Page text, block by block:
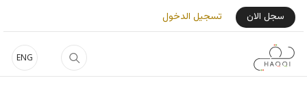
تجاوز إلى المحتوى الرئيسي
ENG
User Login Menu
سجل الان تسجيل الدخول